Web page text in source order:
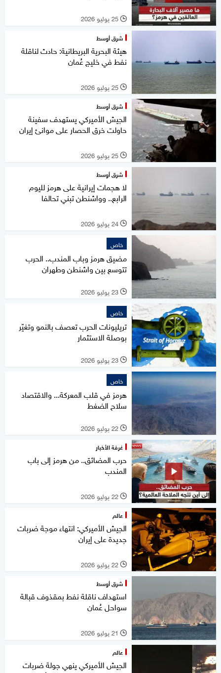
l 25 يوليو 2026
شرق أوسط
هيئة البحرية البريطانية: حادث لناقلة
نفط في خليج عُمان
l 25 يوليو 2026
شرق أوسط
الجيش الأميركي يستهدف سفينة
حاولت خرق الحصار على موانئ إيران
l 25 يوليو 2026
شرق أوسط
لا هجمات إيرانية على هرمز لليوم
الرابع.. وواشنطن تبني تحالفا
l 24 يوليو 2026
خاص
مضيق هرمز وباب المندب.. الحرب
تتوسع بين واشنطن وطهران
l 23 يوليو 2026
خاص
تريليونات الحرب تعصف بالنمو وتغيّر
بوصلة الاستثمار
l 23 يوليو 2026
خاص
هرمز في قلب المعركة... والاقتصاد
سلاح الضغط
l 22 يوليو 2026
غرفة الأخبار
حرب المضائق.. من هرمز إلى باب
المندب
l 22 يوليو 2026
عالم
الجيش الأميركي: انتهاء موجة ضربات
جديدة على إيران
l 22 يوليو 2026
شرق أوسط
استهداف ناقلة نفط بمقذوف قبالة
سواحل عُمان
l 21 يوليو 2026
عالم
الجيش الأميركي ينهي جولة ضربات